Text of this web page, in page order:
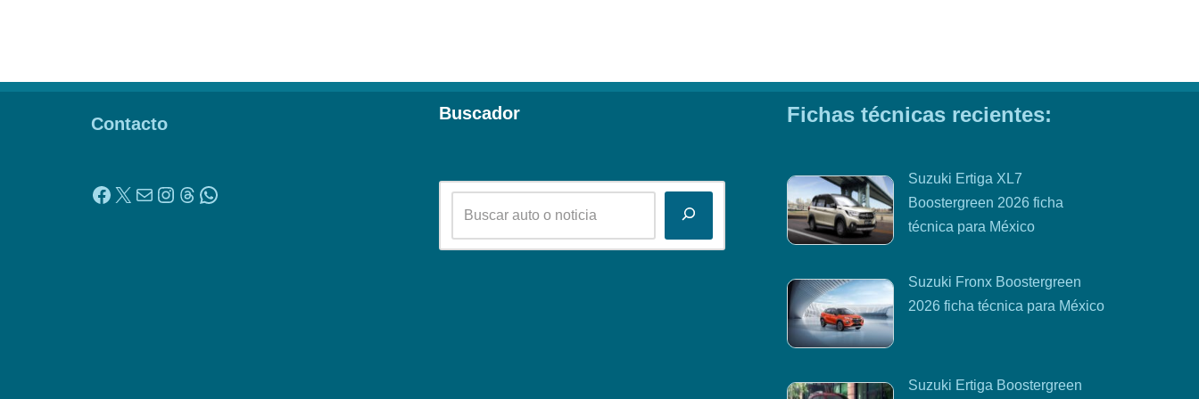
Contacto
Buscador Fichas técnicas recientes:
Suzuki Ertiga XL7
Boostergreen 2026 ficha
técnica para México
Suzuki Fronx Boostergreen
2026 ficha técnica para México
Suzuki Ertiga Boostergreen